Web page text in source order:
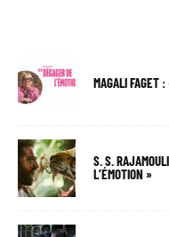
MAGALI FAGET
S. S.
L’ÉMOTION »